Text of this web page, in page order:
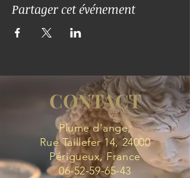
Partager cet événement
CONTACT
Plume d'ange,
Rue Taillefer 14, 24000
Périgueux, France
06-52-59-65-43